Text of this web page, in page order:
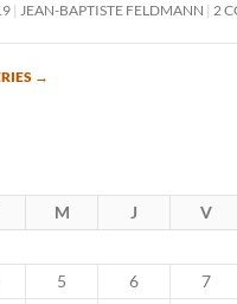
JEAN-BAPTISTE FELDMANN 2
→
M J V
5 6 7